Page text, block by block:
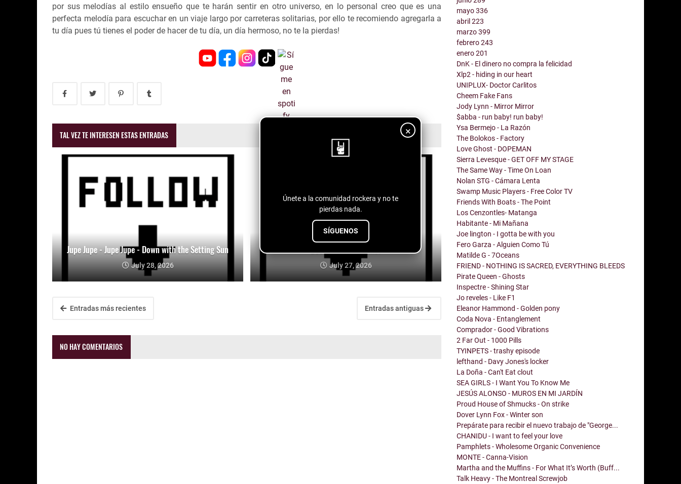
×
Únete a la comunidad rockera y no te
pierdas nada.
SÍGUENOS
por sus melodías al estilo ensueño que te harán sentir en otro universo, en lo personal creo que es una
perfecta melodía para escuchar en un viaje largo por carreteras solitarias, por ello te recomiendo agregarla a
tu día pues tú tienes el poder de hacer de tu día, un día hermoso, no te la pierdas!
TAL VEZ TE INTERESEN ESTAS ENTRADAS
Jupe Jupe - Jupe Jupe - Down with the Setting Sun
July 28, 2026
Dos Santos - Es Amor
July 27, 2026
Entradas más recientes Entradas antiguas
NO HAY COMENTARIOS
mayo336
abril223
marzo399
febrero243
enero201
DnK - El dinero no compra la felicidad
Xlp2 - hiding in our heart
UNIPLUX- Doctor Carlitos
Cheem Fake Fans
Jody Lynn - Mirror Mirror
$abba - run baby! run baby!
Ysa Bermejo - La Razón
The Bolokos - Factory
Love Ghost - DOPEMAN
Sierra Levesque - GET OFF MY STAGE
The Same Way - Time On Loan
Nolan STG - Cámara Lenta
Swamp Music Players - Free Color TV
Friends With Boats - The Point
Los Cenzontles- Matanga
Habitante - Mi Mañana
Joe lington - I gotta be with you
Fero Garza - Alguien Como Tú
Matilde G - 7Oceans
FRIEND - NOTHING IS SACRED, EVERYTHING BLEEDS
Pirate Queen - Ghosts
Inspectre - Shining Star
Jo reveles - Like F1
Eleanor Hammond - Golden pony
Coda Nova - Entanglement
Comprador - Good Vibrations
2 Far Out - 1000 Pills
TYINPETS - trashy episode
lefthand - Davy Jones's locker
La Doña - Can't Eat clout
SEA GIRLS - I Want You To Know Me
JESÚS ALONSO - MUROS EN MI JARDÍN
Proud House of Shmucks - On strike
Dover Lynn Fox - Winter son
Prepárate para recibir el nuevo trabajo de "George...
CHANIDU - I want to feel your love
Pamphlets - Wholesome Organic Convenience
MONTE - Canna-Vision
Martha and the Muffins - For What It’s Worth (Buff...
Talk Heavy - The Montreal Screwjob